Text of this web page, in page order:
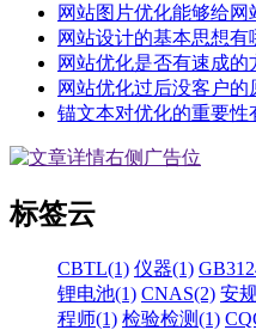
网站图片优化能够给
网站设计的基本思想有
网站优化是否有速成的
网站优化过后没客户的
锚文本对优化的重要性
标签云
CBTL(1) 仪器(1)
锂电池(1) CNAS(2) 安
程师(1) 检验检测(1)